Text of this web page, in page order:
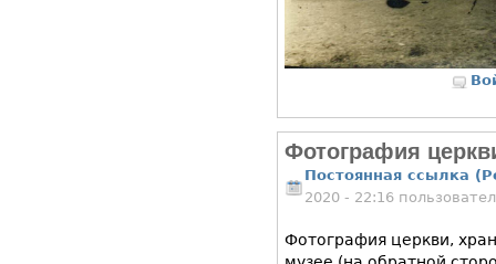
Фотография
Постоянная ссылка
2020 - 22:16
Фотография церкви,